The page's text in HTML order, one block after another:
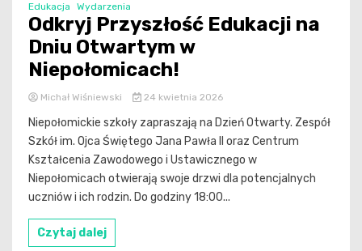
Edukacja Wydarzenia
Odkryj Przyszłość Edukacji na
Dniu Otwartym w
Niepołomicach!
Michał Wiśniewski 24 kwietnia 2026
Niepołomickie szkoły zapraszają na Dzień Otwarty. Zespół
Szkół im. Ojca Świętego Jana Pawła II oraz Centrum
Kształcenia Zawodowego i Ustawicznego w
Niepołomicach otwierają swoje drzwi dla potencjalnych
uczniów i ich rodzin. Do godziny 18:00...
Czytaj dalej